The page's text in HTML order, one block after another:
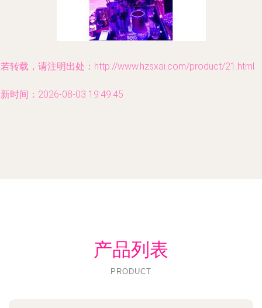
转载，请注明出处：http://www.hzsxai.com/product/21.html
时间：2026-08-03 19:49:45
产品列表
PRODUCT